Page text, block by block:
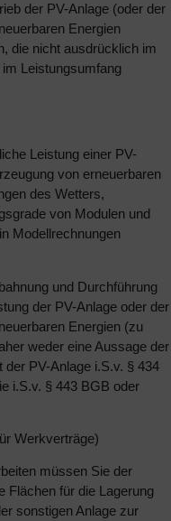
der PV-Anlage (oder der
Energien
die nicht ausdrücklich im
Leistungsumfang
Leistung einer PV-
von erneuerbaren
des Wetters,
von Modulen und
Modellrechnungen
und Durchführung
der PV-Anlage oder der
Energien (zu
weder eine Aussage der
PV-Anlage i.S.v. § 434
i.S.v. § 443 BGB oder
Werkverträge)
müssen Sie der
für die Lagerung
sonstigen Anlage zur